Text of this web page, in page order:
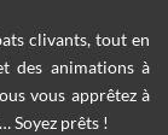
clivants, tout en
des animations à
vous apprêtez à
Soyez prêts !